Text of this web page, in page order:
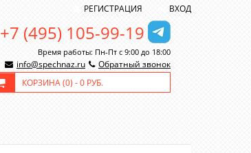
РЕГИСТРАЦИЯ ВХОД
+7 (495) 105-99-19
Время работы: Пн-Пт с 9:00 до 18:00
info@spechnaz.ru
Обратный звонок
КОРЗИНА (0) -0 РУБ.